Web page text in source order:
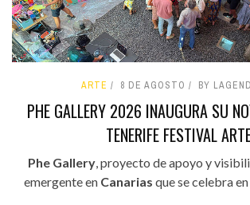
ARTE 8 DE AGOSTO BY
PHE GALLERY 2026 INAUGURA SU
TENERIFE FESTIVAL
Phe Gallery, proyecto de apoyo y
emergente en Canarias que se celebra